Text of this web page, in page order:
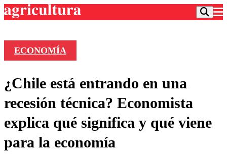
Frecuencias
Agricultura TV
Deportes
Colo Colo
Motor
Entretención
Vida Social
ECONOMÍA
¿Chile está entrando en una
recesión técnica? Economista
explica qué significa y qué viene
para la economía